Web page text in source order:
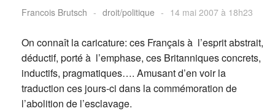
Francois Brutsch - droit/politique - 14 mai 2007 à 18h23
On connaît la caricature: ces Français à l’esprit abstrait,
déductif, porté à l’emphase, ces Britanniques concrets,
inductifs, pragmatiques…. Amusant d’en voir la
traduction ces jours-ci dans la commémoration de
l’abolition de l’esclavage.